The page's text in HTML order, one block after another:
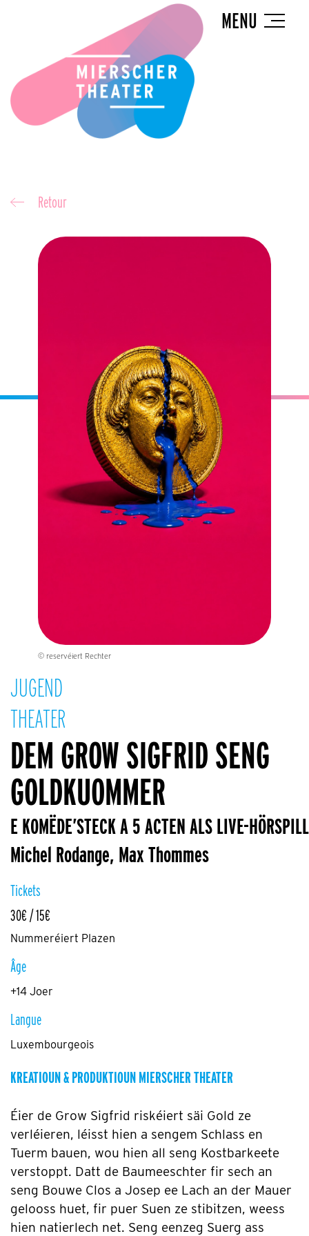
MENU
Retour
JUGEND
THEATER
© reservéiert Rechter
DEM GROW SIGFRID SENG
GOLDKUOMMER
E KOMËDE’STECK A 5 ACTEN ALS LIVE-HÖRSPILL
Michel Rodange, Max Thommes
Tickets
30€ / 15€
Nummeréiert Plazen
Âge
+14 Joer
Langue
Luxembourgeois
KREATIOUN & PRODUKTIOUN MIERSCHER THEATER
Éier de Grow Sigfrid riskéiert säi Gold ze
verléieren, léisst hien a sengem Schlass en
Tuerm bauen, wou hien all seng Kostbarkeete
verstoppt. Datt de Baumeeschter fir sech an
seng Bouwe Clos a Josep ee Lach an der Mauer
gelooss huet, fir puer Suen ze stibitzen, weess
hien natierlech net. Seng eenzeg Suerg ass